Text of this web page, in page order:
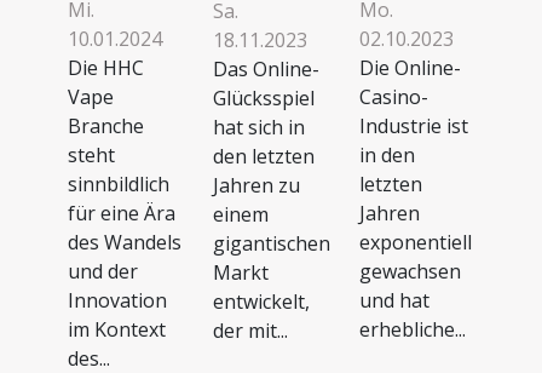
Mi.
10.01.2024
Die HHC
Vape
Branche
steht
sinnbildlich
für eine Ära
des Wandels
und der
Innovation
im Kontext
des...
Sa.
18.11.2023
Das Online-
Glücksspiel
hat sich in
den letzten
Jahren zu
einem
gigantischen
Markt
entwickelt,
der mit...
Mo.
02.10.2023
Die Online-
Casino-
Industrie ist
in den
letzten
Jahren
exponentiell
gewachsen
und hat
erhebliche...